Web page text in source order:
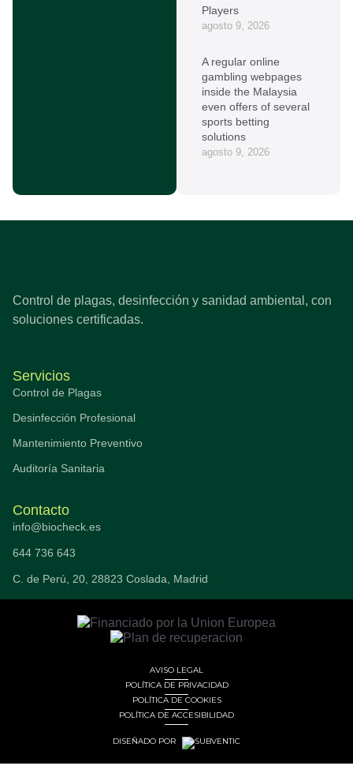
Players
agosto 9, 2026
A regular online
gambling webpages
inside the Malaysia
even offers of several
sports betting
solutions
agosto 9, 2026
Control de plagas, desinfección y sanidad ambiental, con
soluciones certificadas.
Servicios
Control de Plagas
Desinfección Profesional
Mantenimiento Preventivo
Auditoría Sanitaria
Contacto
info@biocheck.es
644 736 643
C. de Perú, 20, 28823 Coslada, Madrid
AVISO LEGAL
POLÍTICA DE PRIVACIDAD
POLÍTICA DE COOKIES
POLÍTICA DE ACCESIBILIDAD
DISEÑADO POR